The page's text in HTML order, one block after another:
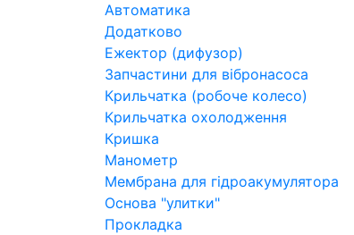
Автоматика
Додатково
Ежектор (дифузор)
Запчастини для вібронасоса
Крильчатка (робоче колесо)
Крильчатка охолодження
Кришка
Манометр
Мембрана для гідроакумулятора
Основа "улитки"
Прокладка